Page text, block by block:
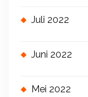
Juli 2022
Juni 2022
Mei 2022